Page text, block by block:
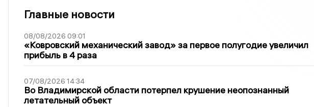
Главные новости
08/08/2026 09:01
«Ковровский механический завод» за первое полугодие увеличил
прибыль в 4 раза
07/08/2026 14:34
Во Владимирской области потерпел крушение неопознанный
летательный объект